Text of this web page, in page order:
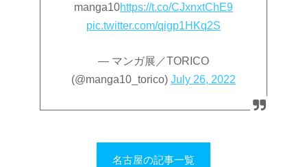
manga10https://t.co/CJxnxtChE9
pic.twitter.com/qigp1HKq2S
— マンガ展／TORICO
(@manga10_torico) July 26, 2022
名古屋の記事一覧